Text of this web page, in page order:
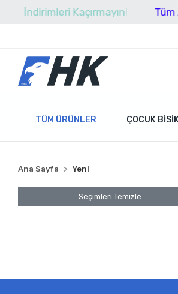
İndirimleri Kaçırmayın! Tüm
TÜM ÜRÜNLER ÇOCUK
Ana Sayfa Yeni
Seçimleri Temizle